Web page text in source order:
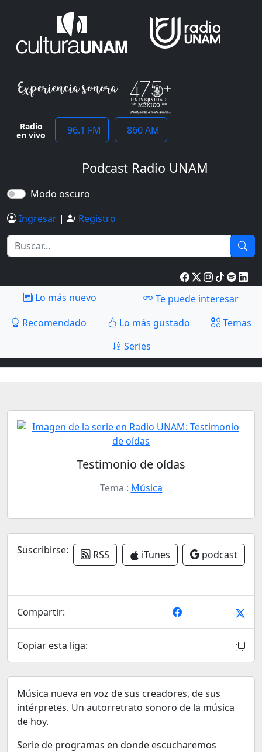
Radio
en vivo 96.1 FM 860 AM
Podcast Radio UNAM
Modo oscuro
Ingresar | Registro
Lo más nuevo
Te puede interesar
Recomendado
Lo más gustado
Temas
Series
Testimonio de oídas
Tema : Música
Suscribirse: RSS iTunes podcast
Compartir:
Copiar esta liga:
Música nueva en voz de sus creadores, de sus
intérpretes. Un autorretrato sonoro de la música
de hoy.
Serie de programas en donde escucharemos